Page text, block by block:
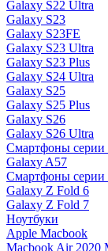
Galaxy S22 Ultra
Galaxy S23
Galaxy S23FE
Galaxy S23 Ultra
Galaxy S23 Plus
Galaxy S24 Ultra
Galaxy S25
Galaxy S25 Plus
Galaxy S26
Galaxy S26 Ultra
Смартфоны серии
Galaxy A57
Смартфоны серии
Galaxy Z Fold 6
Galaxy Z Fold 7
Ноутбуки
Apple Macbook
Macbook Air 2020